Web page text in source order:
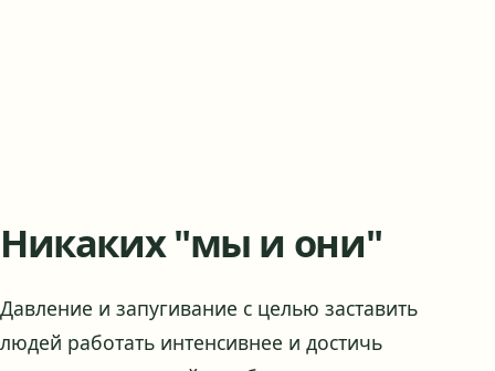
Никаких "мы и они"
Давление и запугивание с целью заставить
людей работать интенсивнее и достичь